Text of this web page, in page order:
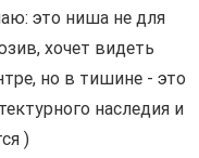
это ниша не для
хочет видеть
но в тишине - это
наследия и
)